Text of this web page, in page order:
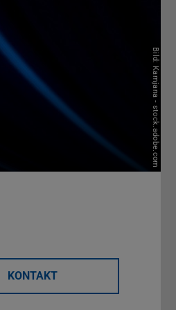
Bild: Kamjana - stock.adobe.com
KONTAKT